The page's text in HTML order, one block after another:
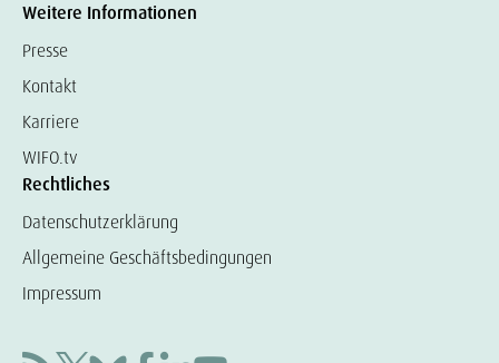
Weitere Informationen
Presse
Kontakt
Karriere
WIFO.tv
Rechtliches
Datenschutzerklärung
Allgemeine Geschäftsbedingungen
Impressum